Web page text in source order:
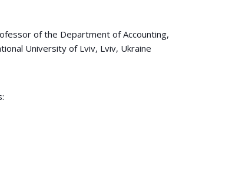
of the Department of Accounting,
University of Lviv, Lviv, Ukraine